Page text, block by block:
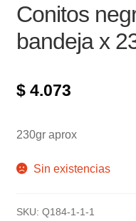
Conitos
bandeja x
$4.073
230gr aprox
Sin existencias
SKU: Q184-1-1-1